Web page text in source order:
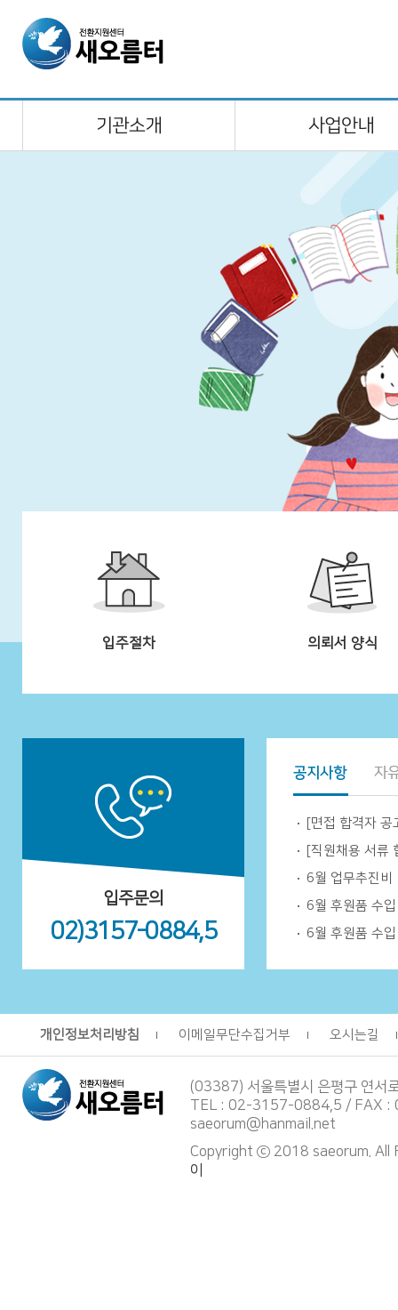
입주절차 의뢰서 양식
입주문의
02)3157-0884,5
[면접 합격자 공
[직원채용 서류
6월 업무추진비
6월 후원품 수
6월 후원품 수
개인정보처리방침 이메일무단수집거부 오시는길
(03387) 서울특별시 은평구 연서
TEL : 02-3157-0884,5 / FAX :
saeorum@hanmail.net
Copyright ⓒ 2018 saeorum. All
이